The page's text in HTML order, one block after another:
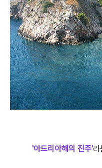
'아드리아해의 진주'